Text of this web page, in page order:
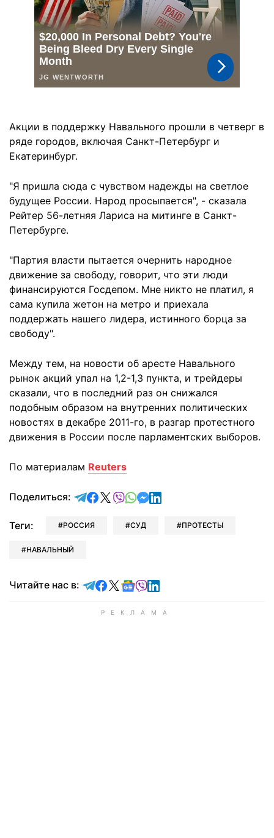
Акции в поддержку Навального прошли в четверг в
ряде городов, включая Санкт-Петербург и
Екатеринбург.
"Я пришла сюда с чувством надежды на светлое
будущее России. Народ просыпается", - сказала
Рейтер 56-летняя Лариса на митинге в Санкт-
Петербурге.
"Партия власти пытается очернить народное
движение за свободу, говорит, что эти люди
финансируются Госдепом. Мне никто не платил, я
сама купила жетон на метро и приехала
поддержать нашего лидера, истинного борца за
свободу".
Между тем, на новости об аресте Навального
рынок акций упал на 1,2-1,3 пункта, и трейдеры
сказали, что в последний раз он снижался
подобным образом на внутренних политических
новостях в декабре 2011-го, в разгар протестного
движения в России после парламентских выборов.
По материалам Reuters
Поделиться: отправить в Telegram
поделиться в Facebook
поделиться в X
отправить в Viber
отправить в Whatsapp
отправить в Messenger
отправить в LinkedIn
Теги: РОССИЯ СУД ПРОТЕСТЫ
НАВАЛЬНЫЙ
Читайте нас в: Читайте в Telegram
Читайте в Facebook
Читайте в X
Читайте в Google news
Читайте в Viber
Читайте в LinkedIn